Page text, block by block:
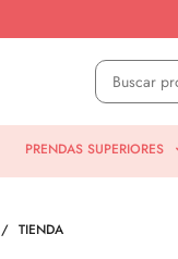
PRENDAS SUPERIORES
TIENDA